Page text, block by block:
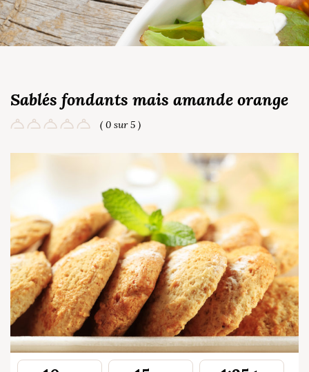
Sablés fondants mais amande orange
( 0 sur 5 )